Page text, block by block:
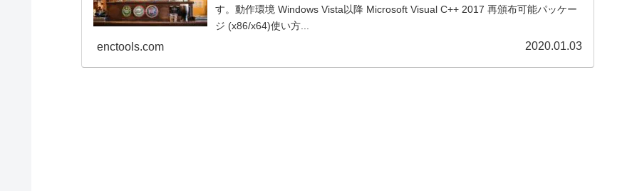
す。動作環境 Windows Vista以降 Microsoft Visual C++ 2017 再頒布可能パッケー
ジ (x86/x64)使い方...
enctools.com 2020.01.03